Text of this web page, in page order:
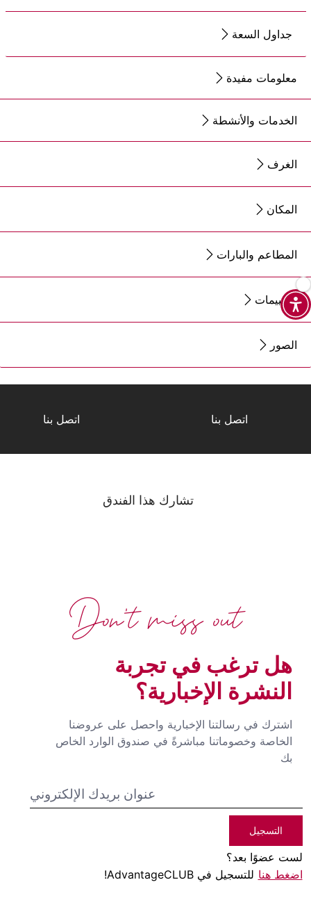
جداول السعة
معلومات مفيدة
الخدمات والأنشطة
الغرف
المكان
المطاعم والبارات
التقييمات
الصور
اتصل بنا اتصل بنا
تشارك هذا الفندق
هل ترغب في تجربة
النشرة الإخبارية؟
اشترك في رسالتنا الإخبارية واحصل على عروضنا
الخاصة وخصوماتنا مباشرةً في صندوق الوارد الخاص
بك
التسجيل
لست عضوًا بعد؟
اضغط هنا للتسجيل في AdvantageCLUB!
Don't miss out